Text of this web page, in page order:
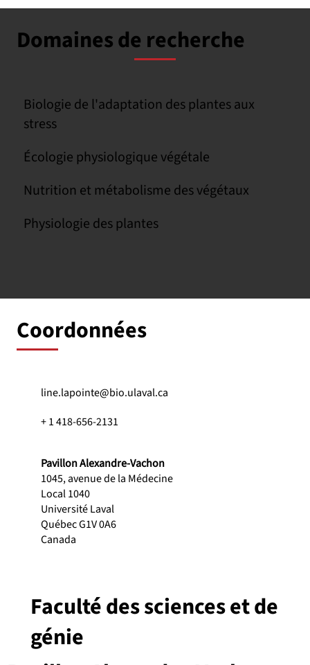
Domaines de recherche
Biologie de l'adaptation des plantes aux
stress
Écologie physiologique végétale
Nutrition et métabolisme des végétaux
Physiologie des plantes
Coordonnées
line.lapointe@bio.ulaval.ca
+ 1 418-656-2131
Pavillon Alexandre-Vachon
1045, avenue de la Médecine
Local 1040
Université Laval
Québec G1V 0A6
Canada
Faculté des sciences et de
génie